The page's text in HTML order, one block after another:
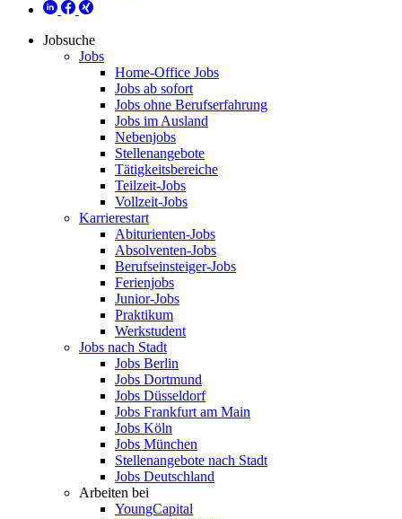
Jobsuche
Jobs
Home-Office Jobs
Jobs ab sofort
Jobs ohne Berufserfahrung
Jobs im Ausland
Nebenjobs
Stellenangebote
Tätigkeitsbereiche
Teilzeit-Jobs
Vollzeit-Jobs
Karrierestart
Abiturienten-Jobs
Absolventen-Jobs
Berufseinsteiger-Jobs
Ferienjobs
Junior-Jobs
Praktikum
Werkstudent
Jobs nach Stadt
Jobs Berlin
Jobs Dortmund
Jobs Düsseldorf
Jobs Frankfurt am Main
Jobs Köln
Jobs München
Stellenangebote nach Stadt
Jobs Deutschland
Arbeiten bei
YoungCapital